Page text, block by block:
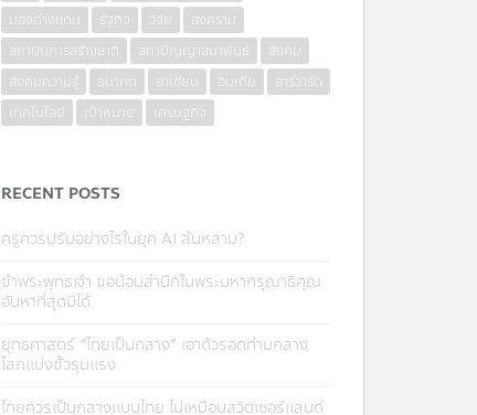
มองต่างแดน
รัฐกิจ วิจัย
สงคราม
สถาบันการสร้างชาติ
สภาปัญญาสมาพันธ์
สังคม
สังคมความรู้
อนาคต อาเซียน อินเดีย
ฮาร์วาร์ด
เทคโนโลยี
เป้าหมาย เศรษฐกิจ
RECENT POSTS
ครูควรปรับอย่างไรในยุค AI ล้นหลาม?
ข้าพระพุทธเจ้า ขอน้อมสำนึกในพระมหากรุณาธิคุณ
อันหาที่สุดมิได้
ยุทธศาสตร์ “ไทยเป็นกลาง” เอาตัวรอดท่ามกลาง
โลกแบ่งขั้วรุนแรง
ไทยควรเป็นกลางแบบไทย ไม่เหมือนสวิตเซอร์แลนด์